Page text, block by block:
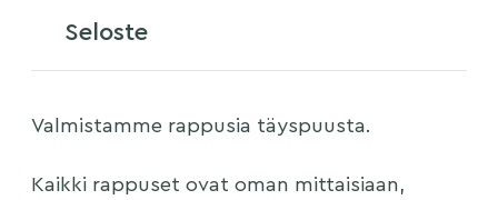
Seloste
Valmistamme rappusia täyspuusta.
Kaikki rappuset ovat oman mittaisiaan,